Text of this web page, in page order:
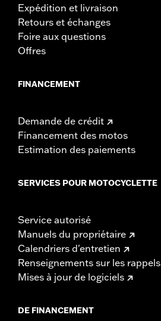
Expédition et livraison
Retours et échanges
Foire aux questions
Offres
FINANCEMENT
Demande de crédit
Financement des motos
Estimation des paiements
SERVICES POUR MOTOCYCLETTE
Service autorisé
Manuels du propriétaire
Calendriers d'entretien
Renseignements sur les rappels
Mises à jour de logiciels
DE FINANCEMENT